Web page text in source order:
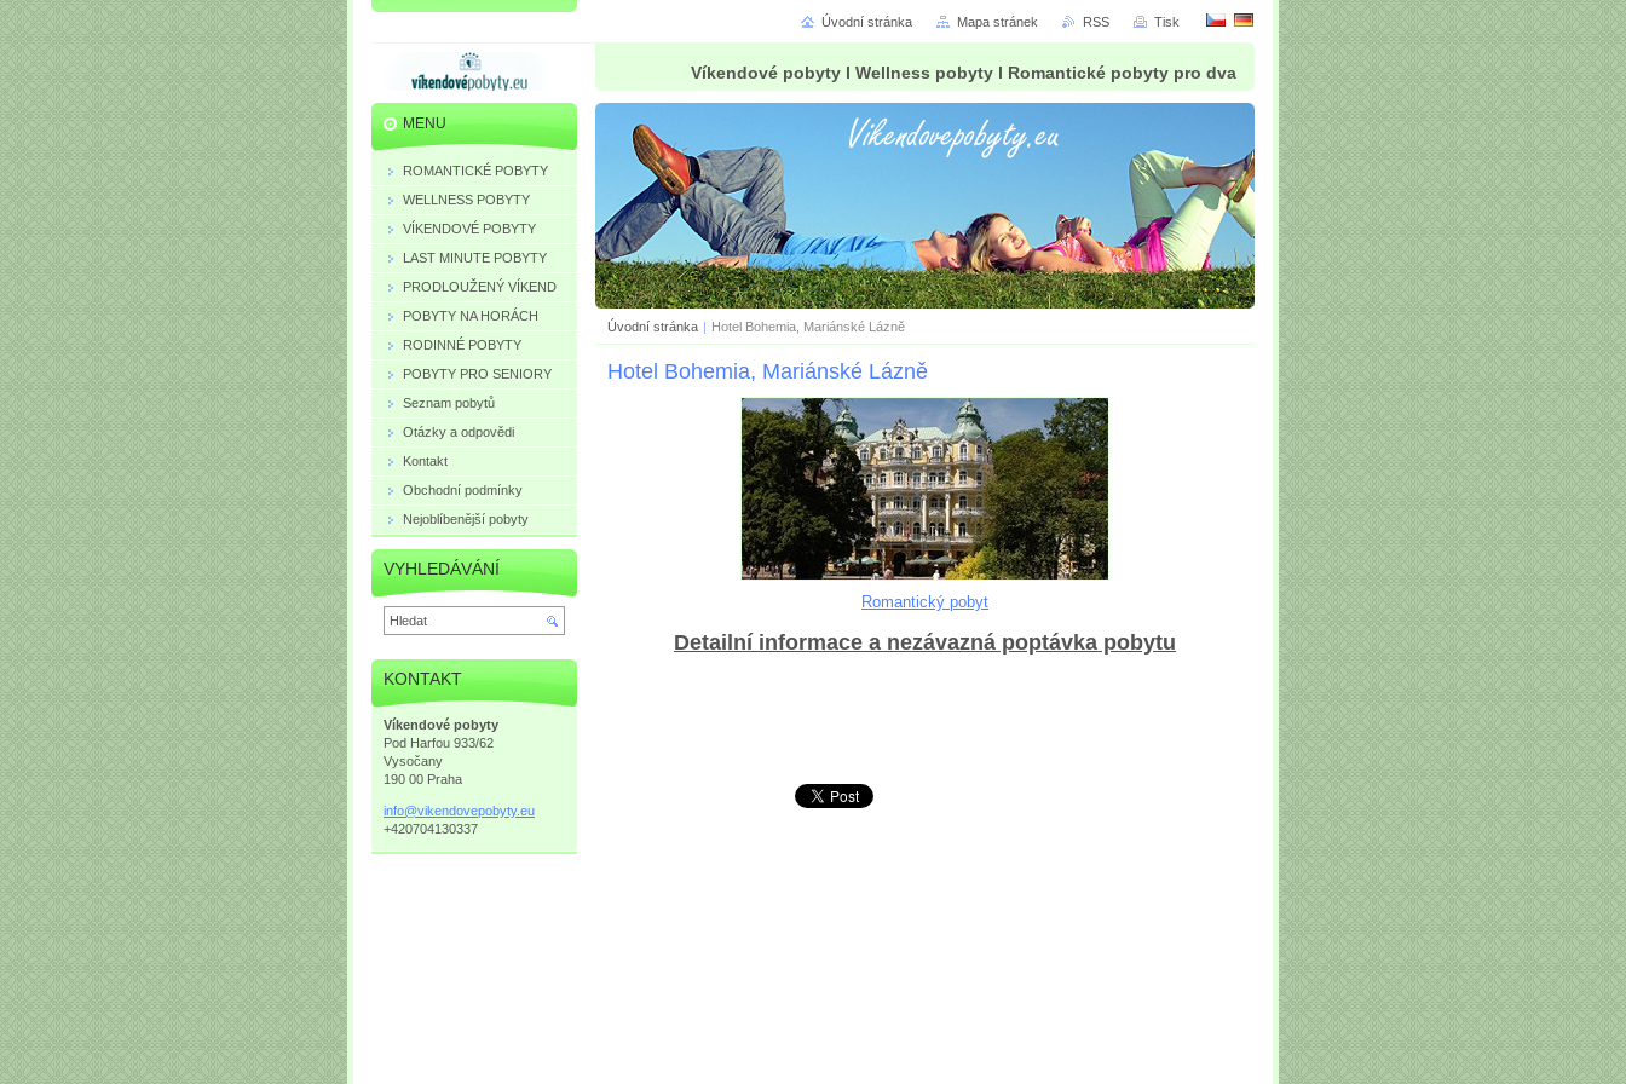
Víkendové pobyty l Wellness pobyty l Romantické pobyty pro dva
Úvodní stránka | Hotel Bohemia, Mariánské Lázně
Hotel Bohemia, Mariánské Lázně
Romantický pobyt
Detailní informace a nezávazná poptávka pobytu
MENU
ROMANTICKÉ POBYTY
WELLNESS POBYTY
VÍKENDOVÉ POBYTY
LAST MINUTE POBYTY
PRODLOUŽENÝ VÍKEND
POBYTY NA HORÁCH
RODINNÉ POBYTY
POBYTY PRO SENIORY
Seznam pobytů
Otázky a odpovědi
Kontakt
Obchodní podmínky
Nejoblíbenější pobyty
VYHLEDÁVÁNÍ
KONTAKT
Víkendové pobyty
Pod Harfou 933/62
Vysočany
190 00 Praha
info@vikendovepobyty.eu
+420704130337
Úvodní stránka Mapa stránek RSS Tisk